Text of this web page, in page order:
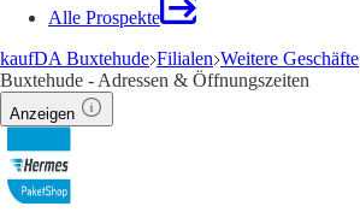
Alle Prospekte
kaufDA Buxtehude Filialen Weitere Geschäfte
Buxtehude - Adressen & Öffnungszeiten
Anzeigen